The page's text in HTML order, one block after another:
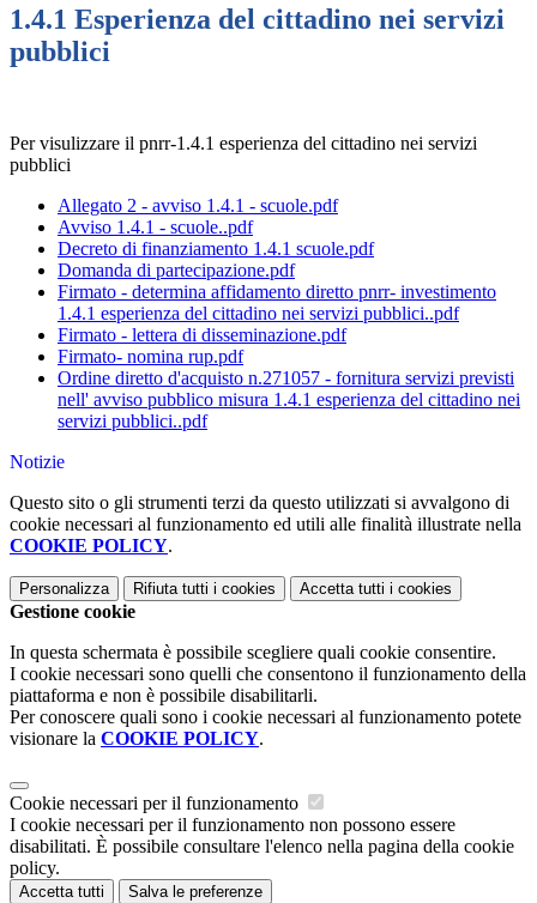
1.4.1 Esperienza del cittadino nei servizi
pubblici
Per visulizzare il pnrr-1.4.1 esperienza del cittadino nei servizi
pubblici
Allegato 2 - avviso 1.4.1 - scuole.pdf
Avviso 1.4.1 - scuole..pdf
Decreto di finanziamento 1.4.1 scuole.pdf
Domanda di partecipazione.pdf
Firmato - determina affidamento diretto pnrr- investimento
1.4.1 esperienza del cittadino nei servizi pubblici..pdf
Firmato - lettera di disseminazione.pdf
Firmato- nomina rup.pdf
Ordine diretto d'acquisto n.271057 - fornitura servizi previsti
nell' avviso pubblico misura 1.4.1 esperienza del cittadino nei
servizi pubblici..pdf
Notizie
Questo sito o gli strumenti terzi da questo utilizzati si avvalgono di
cookie necessari al funzionamento ed utili alle finalità illustrate nella
COOKIE POLICY.
Personalizza Rifiuta tutti i cookies Accetta tutti i cookies
Gestione cookie
In questa schermata è possibile scegliere quali cookie consentire.
I cookie necessari sono quelli che consentono il funzionamento della
piattaforma e non è possibile disabilitarli.
Per conoscere quali sono i cookie necessari al funzionamento potete
visionare la COOKIE POLICY.
Cookie necessari per il funzionamento
I cookie necessari per il funzionamento non possono essere
disabilitati. È possibile consultare l'elenco nella pagina della cookie
policy.
Accetta tutti Salva le preferenze